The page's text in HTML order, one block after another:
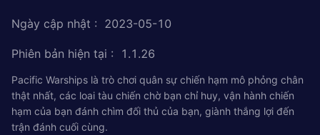
Ngày cập nhật : 2023-05-10
Phiên bản hiện tại : 1.1.26
Pacific Warships là trò chơi quân sự chiến hạm mô phỏng chân
thật nhất, các loai tàu chiến chờ bạn chỉ huy, vận hành chiến
hạm của bạn đánh chìm đối thủ của bạn, giành thắng lợi đến
trận đánh cuối cùng.